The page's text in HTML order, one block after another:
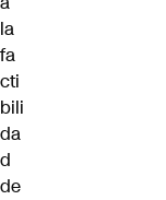
la
fa
cti
bili
da
d
de